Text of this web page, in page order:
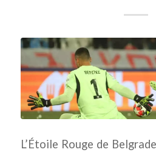
L’Étoile Rouge de